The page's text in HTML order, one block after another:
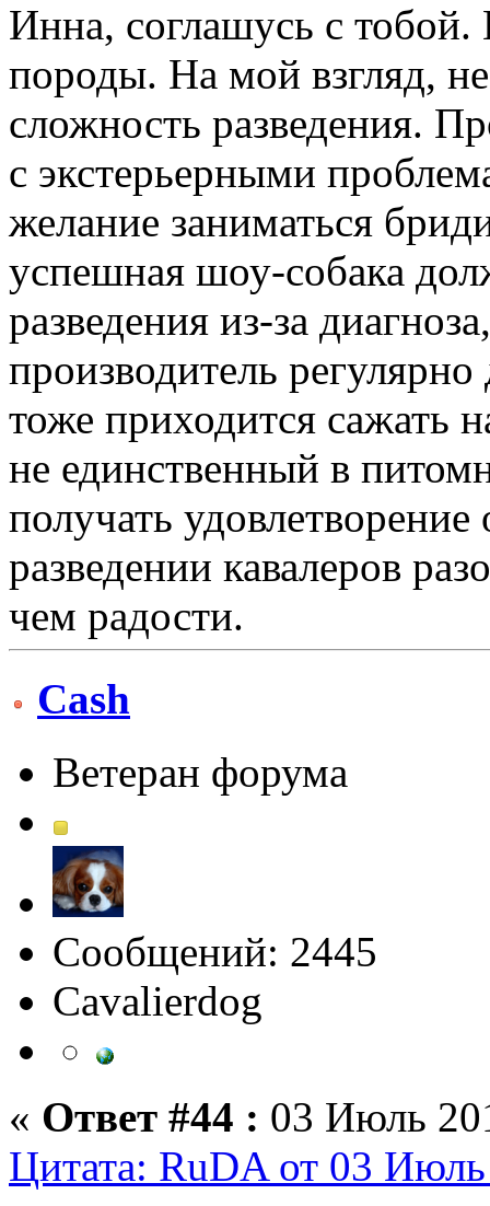
Инна, соглашусь с
породы. На мой взгляд,
сложность разведения.
с экстерьерными
желание заниматься
успешная шоу-собака
разведения из-за
производитель
тоже приходится сажать
не единственный в
получать
разведении кавалеров
чем радости.
Cash
Ветеран форума
Сообщений: 2445
Сavalierdog
« Ответ #44 : 03 Июль
Цитата: RuDA от 03